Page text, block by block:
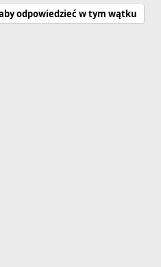
odpowiedzieć w tym wątku